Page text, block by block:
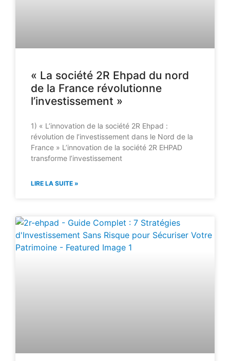
« La société 2R Ehpad du nord
de la France révolutionne
l’investissement »
1) « L’innovation de la société 2R Ehpad :
révolution de l’investissement dans le Nord de la
France » L’innovation de la société 2R EHPAD
transforme l’investissement
LIRE LA SUITE »